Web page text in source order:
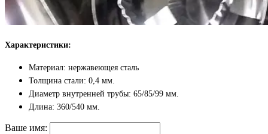
Характеристики:
Материал: нержавеющея сталь
Толщина стали: 0,4 мм.
Диаметр внутренней трубы: 65/85/99 мм.
Длина: 360/540 мм.
Ваше имя: